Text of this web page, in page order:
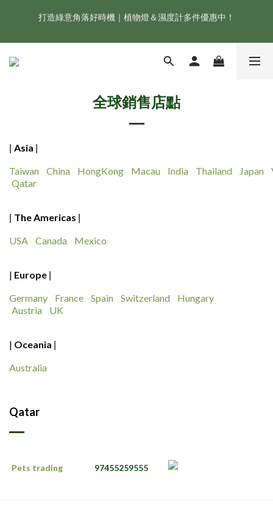
新會員享首購折 $100 優惠，立即點我註冊！！
打造綠意角落好時機｜植物燈＆濕度計多件優惠中！
ONF 人氣冠軍 Flat One+ 智慧水族燈，會員獨享 9 折，現省
新會員享首購折 $100 優惠，立即點我註冊！！
全球銷售店點
Asia
Taiwan China HongKong Macau India Thailand Japan
Qatar
The Americas
USA Canada Mexico
| Europe
Germany France Spain Switzerland
Hungary
Austria
UK
| Oceania
Australia
Qatar
Pets trading 97455259555